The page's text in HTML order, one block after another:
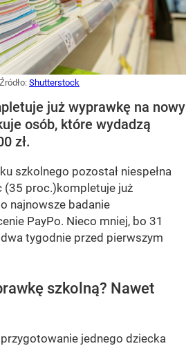
Shutterstock
już wyprawkę na nowy
osób, które wydadzą
zł.
szkolnego pozostał niespełna
(35 proc.)kompletuje już
najnowsze badanie
PayPo. Nieco mniej, bo 31
tygodnie przed pierwszym
szkolną? Nawet
jednego dziecka